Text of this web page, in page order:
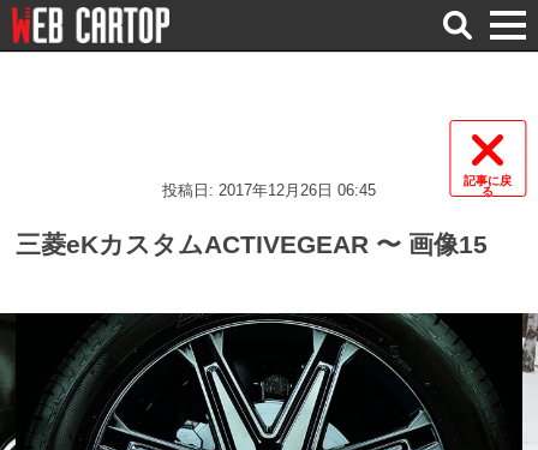
検
索
記事に戻
る
投稿日: 2017年12月26日 06:45
三菱eKカスタムACTIVEGEAR 〜 画像15